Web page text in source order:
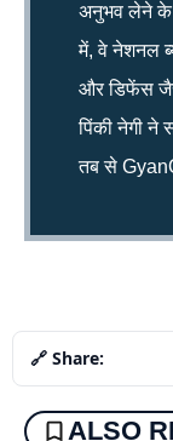
अनुभव लेने के
में, वे नेशनल
और डिफेंस जैसे
पिंकी नेगी ने
तब से
🔗 Share:
ALSO